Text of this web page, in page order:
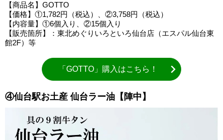
【商品名】GOTTO
【価格】①1,782円（税込）、②3,758円（税込）
【内容量】①6個入り、②15個入り
【販売箇所】：東北めぐりいろといろ仙台店（エスパル仙台東
館2F）等
「GOTTO」購入はこちら！
④仙台駅お土産 仙台ラー油【陣中】